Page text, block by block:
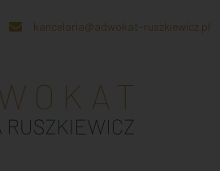
kancelaria@adwokat-ruszkiewicz.pl